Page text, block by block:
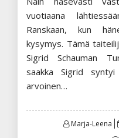
vuotiaana
Ranskaan, kun
kysymys. Tämä
Sigrid Schauman
saakka Sigrid
arvoinen…
Marja-Leena